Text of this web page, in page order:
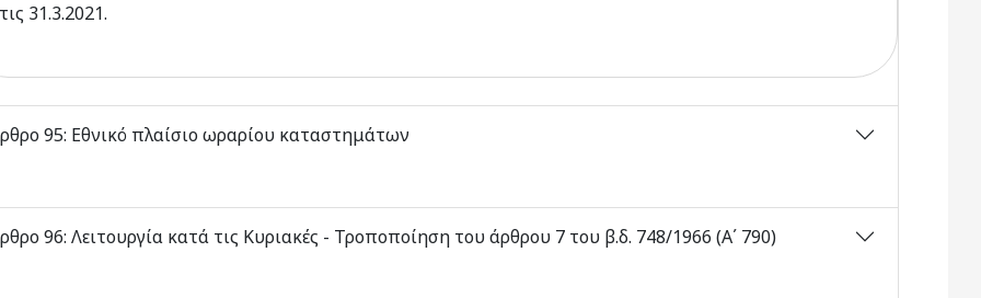
τις 31.3.2021.
95: Εθνικό πλαίσιο ωραρίου καταστημάτων
96: Λειτουργία κατά τις Κυριακές - Τροποποίηση του άρθρου 7 του β.δ. 748/1966 (Α΄ 790)